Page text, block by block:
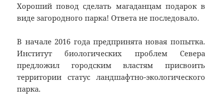
Хороший повод сделать магаданцам подарок в
виде загородного парка! Ответа не последовало.
В начале 2016 года предпринята новая попытка.
Институт биологических проблем Севера
предложил городским властям присвоить
территории статус ландшафтно-экологического
парка.